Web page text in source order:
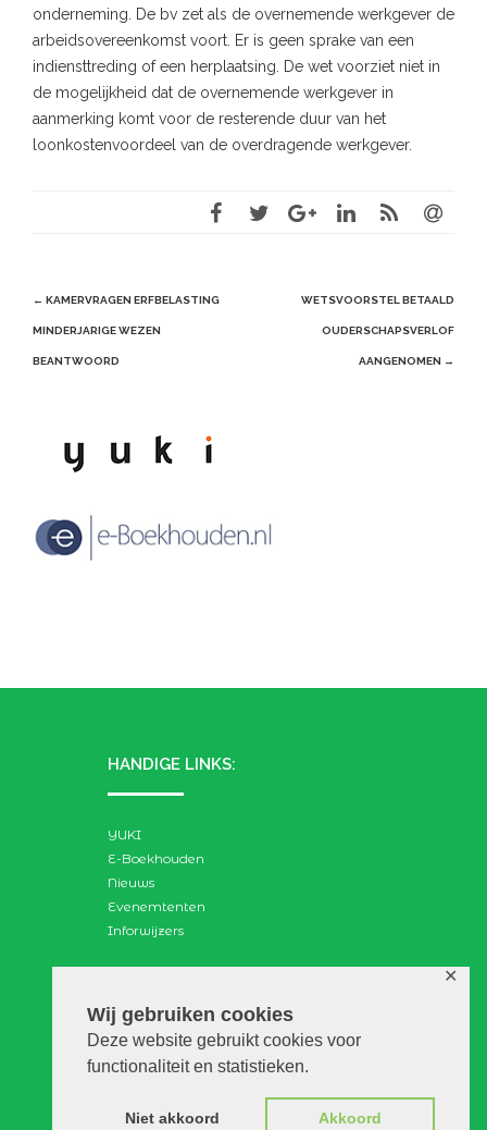
Wij gebruiken cookies
Deze website gebruikt cookies voor
functionaliteit en statistieken.
Niet akkoord Akkoord
✕
onderneming. De bv zet als de overnemende werkgever de
arbeidsovereenkomst voort. Er is geen sprake van een
indiensttreding of een herplaatsing. De wet voorziet niet in
de mogelijkheid dat de overnemende werkgever in
aanmerking komt voor de resterende duur van het
loonkostenvoordeel van de overdragende werkgever.
Post
navigation
← KAMERVRAGEN ERFBELASTING
MINDERJARIGE WEZEN
BEANTWOORD
WETSVOORSTEL BETAALD
OUDERSCHAPSVERLOF
AANGENOMEN →
HANDIGE LINKS:
YUKI
E-Boekhouden
Nieuws
Evenemtenten
Inforwijzers